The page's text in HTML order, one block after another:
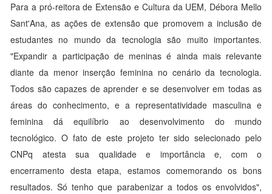
Para a pró-reitora de Extensão e Cultura da UEM, Débora Mello
Sant'Ana, as ações de extensão que promovem a inclusão de
estudantes no mundo da tecnologia são muito importantes.
"Expandir a participação de meninas é ainda mais relevante
diante da menor inserção feminina no cenário da tecnologia.
Todos são capazes de aprender e se desenvolver em todas as
áreas do conhecimento, e a representatividade masculina e
feminina dá equilíbrio ao desenvolvimento do mundo
tecnológico. O fato de este projeto ter sido selecionado pelo
CNPq atesta sua qualidade e importância e, com o
encerramento desta etapa, estamos comemorando os bons
resultados. Só tenho que parabenizar a todos os envolvidos",